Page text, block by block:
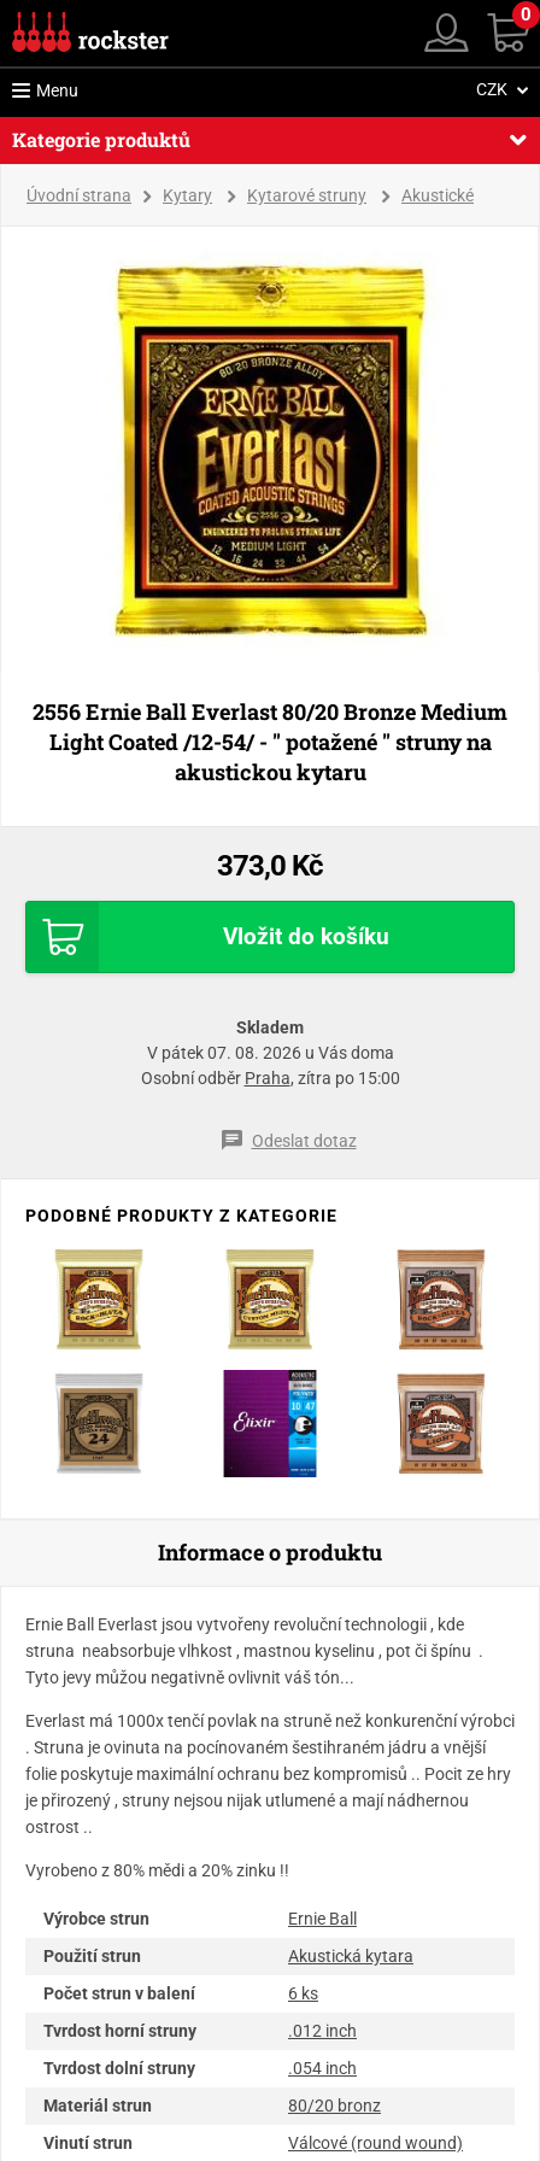
0
Menu CZK
Kategorie produktů
Úvodní strana Kytary Kytarové struny Akustické
2556 Ernie Ball Everlast 80/20 Bronze Medium
Light Coated /12-54/ - " potažené " struny na
akustickou kytaru
373,0 Kč
Vložit do košíku
Skladem
V pátek 07. 08. 2026 u Vás doma
Osobní odběr Praha, zítra po 15:00
Odeslat dotaz
PODOBNÉ PRODUKTY Z KATEGORIE
Informace o produktu
Ernie Ball Everlast jsou vytvořeny revoluční technologii , kde
struna neabsorbuje vlhkost , mastnou kyselinu , pot či špínu .
Tyto jevy můžou negativně ovlivnit váš tón...
Everlast má 1000x tenčí povlak na struně než konkurenční výrobci
. Struna je ovinuta na pocínovaném šestihraném jádru a vnější
folie poskytuje maximální ochranu bez kompromisů .. Pocit ze hry
je přirozený , struny nejsou nijak utlumené a mají nádhernou
ostrost ..
Vyrobeno z 80% mědi a 20% zinku !!
Výrobce strun
Ernie Ball
Použití strun
Akustická kytara
Počet strun v balení
6 ks
Tvrdost horní struny
.012 inch
Tvrdost dolní struny
.054 inch
Materiál strun
80/20 bronz
Vinutí strun
Válcové (round wound)